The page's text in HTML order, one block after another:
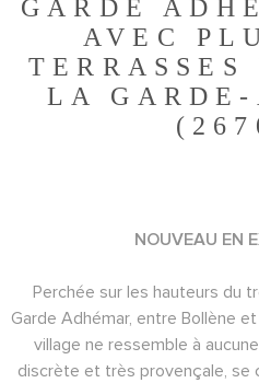
GARDE
AVEC
LA GARDE-
NOUVEAU EN
Perchée sur les hauteurs du
Garde Adhémar, entre Bollène
village ne ressemble à
discrète et très provençale, se